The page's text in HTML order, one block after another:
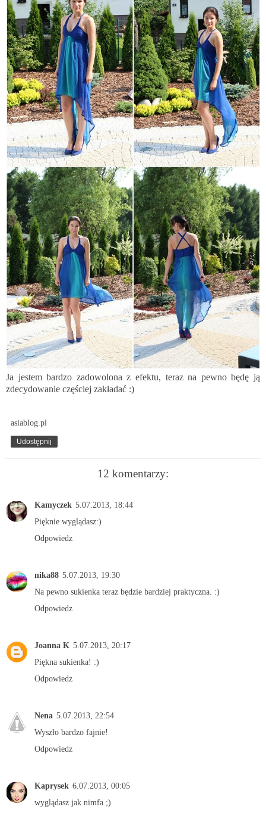
Ja jestem bardzo zadowolona z efektu, teraz na pewno będę ją
zdecydowanie częściej zakładać :)
asiablog.pl
Udostępnij
12 komentarzy:
Kamyczek 5.07.2013, 18:44
Pięknie wyglądasz:)
Odpowiedz
nika88 5.07.2013, 19:30
Na pewno sukienka teraz będzie bardziej praktyczna. :)
Odpowiedz
Joanna K 5.07.2013, 20:17
Piękna sukienka! :)
Odpowiedz
Nena 5.07.2013, 22:54
Wyszło bardzo fajnie!
Odpowiedz
Kaprysek 6.07.2013, 00:05
wyglądasz jak nimfa ;)